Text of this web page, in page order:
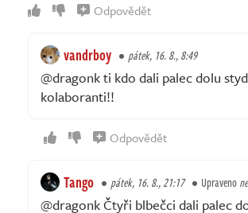
Odpovědět
vandrboy pátek, 16. 8., 8:49
@dragonk ti kdo dali palec dolu
kolaboranti!!
Odpovědět
Tango pátek, 16. 8., 21:17 Upraveno
@dragonk Čtyři blbečci dali palec